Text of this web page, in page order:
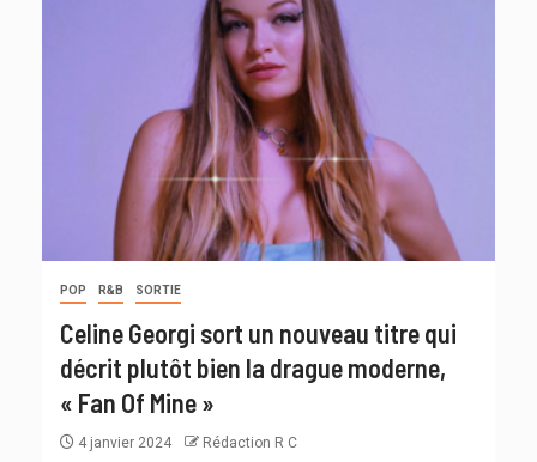
POP R&B SORTIE
Celine Georgi sort un nouveau titre qui
décrit plutôt bien la drague moderne,
« Fan Of Mine »
4 janvier 2024 Rédaction R C